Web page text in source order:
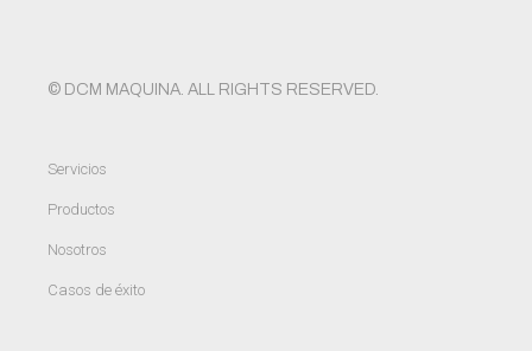
© DCM MAQUINA. ALL RIGHTS RESERVED.
Servicios
Productos
Nosotros
Casos de éxito